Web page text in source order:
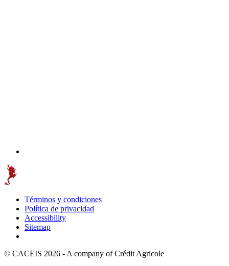
Términos y condiciones
Política de privacidad
Accessibility
Sitemap
© CACEIS 2026 - A company of Crédit Agricole